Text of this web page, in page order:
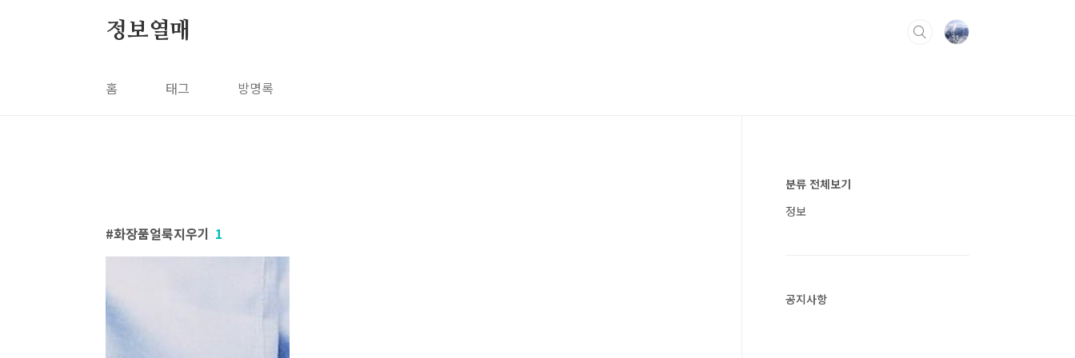
정보열매
홈 태그 방명록
화장품얼룩지우기 1
분류 전체보기
정보
공지사항